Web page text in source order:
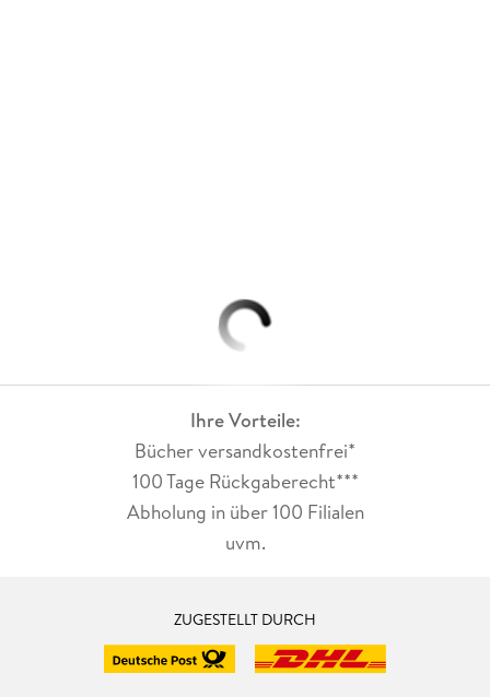
Ihre Vorteile:
Bücher versandkostenfrei*
100 Tage Rückgaberecht***
Abholung in über 100 Filialen
uvm.
ZUGESTELLT DURCH